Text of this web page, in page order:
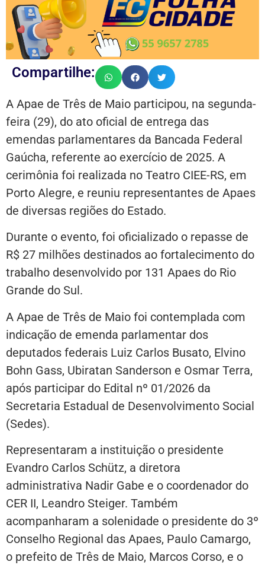
Compartilhe:
A Apae de Três de Maio participou, na segunda-
feira (29), do ato oficial de entrega das
emendas parlamentares da Bancada Federal
Gaúcha, referente ao exercício de 2025. A
cerimônia foi realizada no Teatro CIEE-RS, em
Porto Alegre, e reuniu representantes de Apaes
de diversas regiões do Estado.
Durante o evento, foi oficializado o repasse de
R$ 27 milhões destinados ao fortalecimento do
trabalho desenvolvido por 131 Apaes do Rio
Grande do Sul.
A Apae de Três de Maio foi contemplada com
indicação de emenda parlamentar dos
deputados federais Luiz Carlos Busato, Elvino
Bohn Gass, Ubiratan Sanderson e Osmar Terra,
após participar do Edital nº 01/2026 da
Secretaria Estadual de Desenvolvimento Social
(Sedes).
Representaram a instituição o presidente
Evandro Carlos Schütz, a diretora
administrativa Nadir Gabe e o coordenador do
CER II, Leandro Steiger. Também
acompanharam a solenidade o presidente do 3º
Conselho Regional das Apaes, Paulo Camargo,
o prefeito de Três de Maio, Marcos Corso, e o